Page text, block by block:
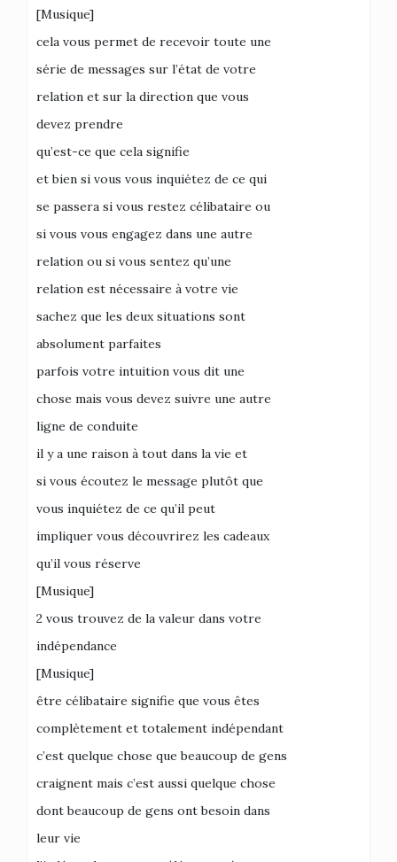
[Musique]
cela vous permet de recevoir toute une
série de messages sur l’état de votre
relation et sur la direction que vous
devez prendre
qu’est-ce que cela signifie
et bien si vous vous inquiétez de ce qui
se passera si vous restez célibataire ou
si vous vous engagez dans une autre
relation ou si vous sentez qu’une
relation est nécessaire à votre vie
sachez que les deux situations sont
absolument parfaites
parfois votre intuition vous dit une
chose mais vous devez suivre une autre
ligne de conduite
il y a une raison à tout dans la vie et
si vous écoutez le message plutôt que
vous inquiétez de ce qu’il peut
impliquer vous découvrirez les cadeaux
qu’il vous réserve
[Musique]
2 vous trouvez de la valeur dans votre
indépendance
[Musique]
être célibataire signifie que vous êtes
complètement et totalement indépendant
c’est quelque chose que beaucoup de gens
craignent mais c’est aussi quelque chose
dont beaucoup de gens ont besoin dans
leur vie